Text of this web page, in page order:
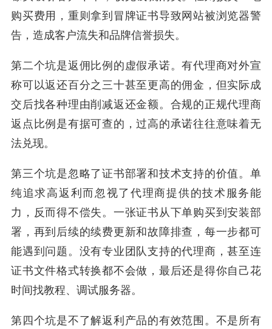
购买费用，重则拿到冒牌证书导致网站被浏览器警
告，造成客户流失和品牌信誉损失。
第二个坑是返佣比例的虚假承诺。有代理商对外宣
称可以返还百分之三十甚至更高的佣金，但实际成
交后找各种理由削减返还金额。合规的正规代理商
返点比例是有据可查的，过高的承诺往往意味着无
法兑现。
第三个坑是忽略了证书部署和技术支持的价值。单
纯追求高返利而忽视了代理商提供的技术服务能
力，反而得不偿失。一张证书从下单购买到安装部
署，再到后续的续费更新和故障排查，每一步都可
能遇到问题。没有专业团队支持的代理商，甚至连
证书文件格式转换都不会做，最后还是得你自己花
时间找教程、调试服务器。
第四个坑是不了解返利产品的有效范围。不是所有